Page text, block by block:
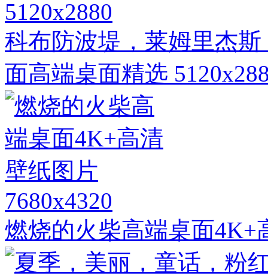
5120x2880
科布防波堤，莱姆里杰
面高端桌面精选
7680x4320
燃烧的火柴高端桌面4K+